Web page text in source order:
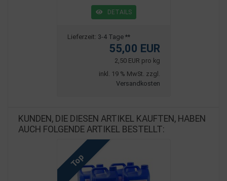
DETAILS
Lieferzeit: 3-4 Tage **
55,00 EUR
2,50 EUR pro kg
inkl. 19 % MwSt. zzgl.
Versandkosten
KUNDEN, DIE DIESEN ARTIKEL KAUFTEN, HABEN
AUCH FOLGENDE ARTIKEL BESTELLT:
Top